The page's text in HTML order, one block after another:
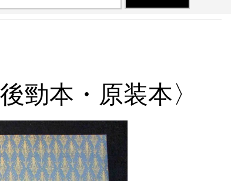
勁本・原装本〉